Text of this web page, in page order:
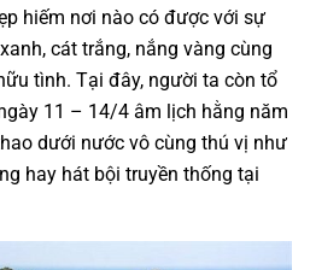
hiếm nơi nào có được với sự
cát trắng, nắng vàng cùng
tình. Tại đây, người ta còn tổ
11 – 14/4 âm lịch hằng năm
dưới nước vô cùng thú vị như
hay hát bội truyền thống tại